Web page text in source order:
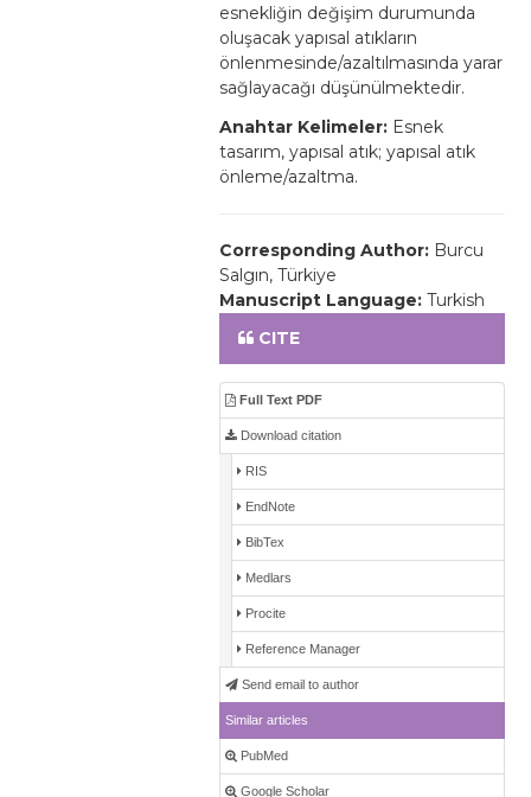
esnekliğin değişim durumunda
oluşacak yapısal atıkların
önlenmesinde/azaltılmasında yarar
sağlayacağı düşünülmektedir.
Anahtar Kelimeler: Esnek
tasarım, yapısal atık; yapısal atık
önleme/azaltma.
Corresponding Author: Burcu
Salgın, Türkiye
Manuscript Language: Turkish
CITE
Full Text PDF
Download citation
RIS
EndNote
BibTex
Medlars
Procite
Reference Manager
Send email to author
Similar articles
PubMed
Google Scholar